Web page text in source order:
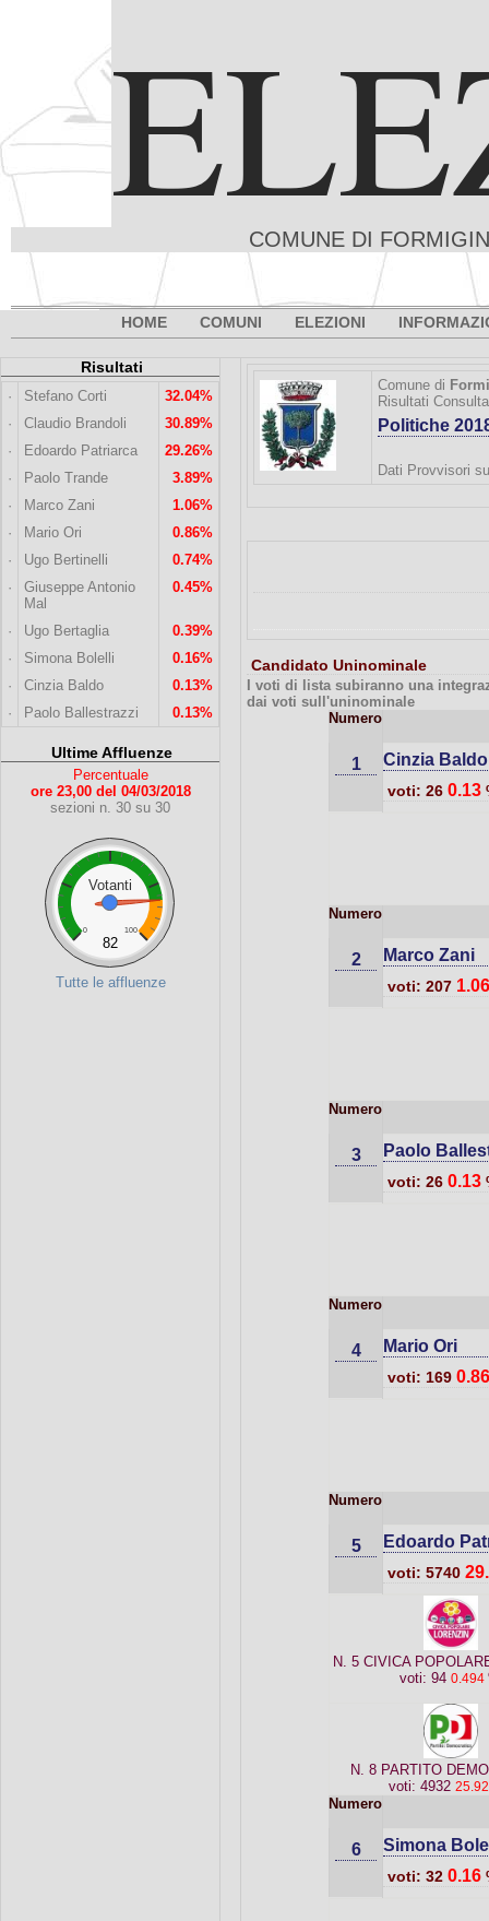
COMUNE DI
HOME COMUNI ELEZIONI
Risultati
· Stefano Corti
32.04%
·
Claudio Brandoli
30.89%
·
Edoardo Patriarca
29.26%
·
Paolo Trande
3.89%
·
Marco Zani
1.06%
·
Mario Ori
0.86%
·
Ugo Bertinelli
0.74%
·
Giuseppe Antonio
Mal
0.45%
· Ugo Bertaglia
0.39%
·
Simona Bolelli
0.16%
·
Cinzia Baldo
0.13%
·
Paolo Ballestrazzi 0.13%
Ultime Affluenze
Percentuale
ore 23,00 del 04/03/2018
sezioni n. 30 su 30
Votanti
0 100
82
Tutte le affluenze
Comune di
Risultati
Politiche
Dati Provvisori
Candidato Uninominale
I voti di lista subiranno una
dai voti sull'uninominale
Numero
1 Cinzia Baldo
voti: 26 0.13
Numero
2 Marco Zani
voti: 207
Numero
3 Paolo
voti: 26 0.13
Numero
4 Mario Ori
voti: 169
Numero
5 Edoardo
voti: 5740
N. 5 CIVICA
voti: 94 0.494
N. 8 PARTITO
voti: 4932
Numero
6 Simona
voti: 32 0.16